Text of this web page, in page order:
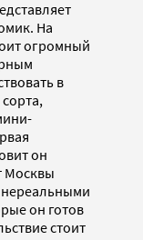
На
огромный
в
он
Москвы
нереальными
он готов
стоит